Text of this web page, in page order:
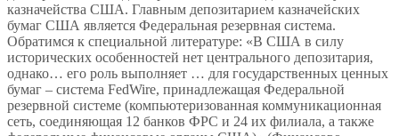
казначейства США. Главным депозитарием казначейских
бумаг США является Федеральная резервная система.
Обратимся к специальной литературе: «В США в силу
исторических особенностей нет центрального депозитария,
однако… его роль выполняет … для государственных ценных
бумаг – система FedWire, принадлежащая Федеральной
резервной системе (компьютеризованная коммуникационная
сеть, соединяющая 12 банков ФРС и 24 их филиала, а также